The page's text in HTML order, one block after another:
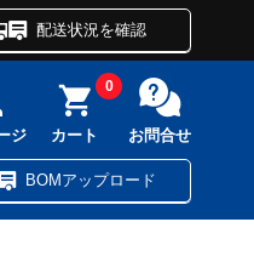
配送状況を確認
ジ カート
0
お問合せ
BOMアップロード